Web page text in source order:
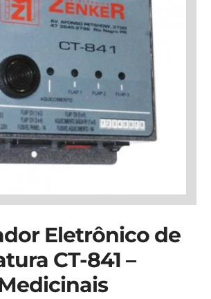
Eletrônico de
CT-841 –